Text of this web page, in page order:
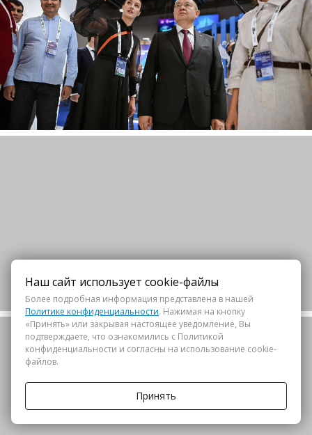
Наш сайт использует cookie-файлы
Более подробная информация представлена в нашей
Политике конфиденциальности. Нажимая на кнопку
«Принять» или закрывая настоящее уведомление, Вы
подтверждаете, что ознакомились с Политикой
конфиденциальности и согласны на использование cookie-
файлов.
Принять